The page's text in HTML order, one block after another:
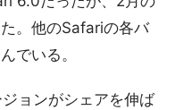
。他のSafariの各バ
でいる。
ョンがシェアを伸ば